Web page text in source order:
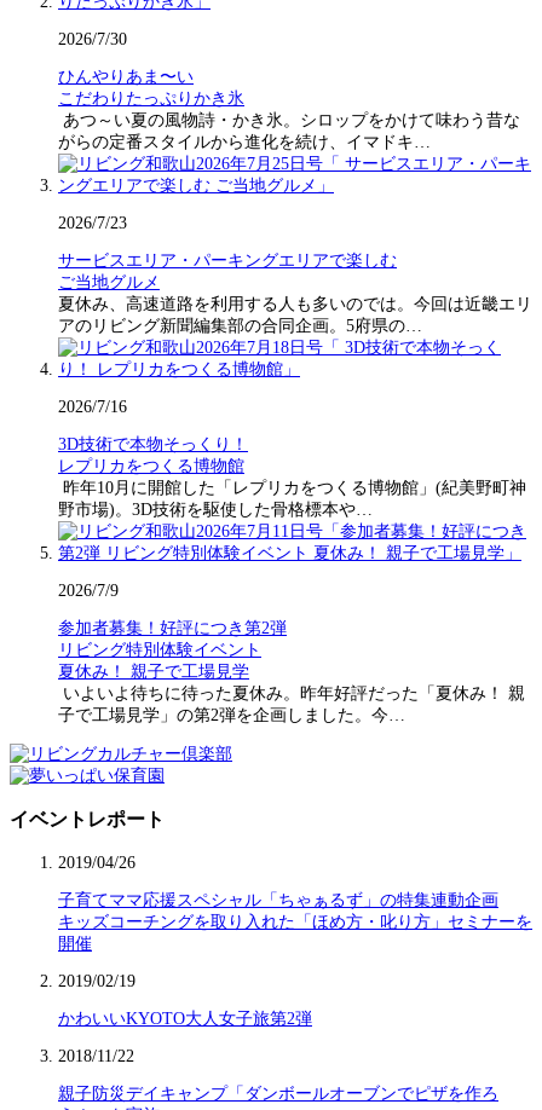
2026/7/30
ひんやりあま〜い
こだわりたっぷりかき氷
あつ～い夏の風物詩・かき氷。シロップをかけて味わう昔な
がらの定番スタイルから進化を続け、イマドキ…
2026/7/23
サービスエリア・パーキングエリアで楽しむ
ご当地グルメ
夏休み、高速道路を利用する人も多いのでは。今回は近畿エリ
アのリビング新聞編集部の合同企画。5府県の…
2026/7/16
3D技術で本物そっくり！
レプリカをつくる博物館
昨年10月に開館した「レプリカをつくる博物館」(紀美野町神
野市場)。3D技術を駆使した骨格標本や…
2026/7/9
参加者募集！好評につき第2弾
リビング特別体験イベント
夏休み！ 親子で工場見学
いよいよ待ちに待った夏休み。昨年好評だった「夏休み！ 親
子で工場見学」の第2弾を企画しました。今…
イベントレポート
2019/04/26
子育てママ応援スペシャル「ちゃぁるず」の特集連動企画
キッズコーチングを取り入れた「ほめ方・叱り方」セミナーを
開催
2019/02/19
かわいいKYOTO大人女子旅第2弾
2018/11/22
親子防災デイキャンプ「ダンボールオーブンでピザを作ろ